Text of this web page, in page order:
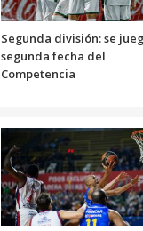
Segunda división: se
segunda fecha del
Competencia